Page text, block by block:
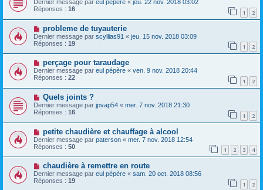
Dernier message par eul pépère « jeu. 22 nov. 2018 03:02
Réponses : 16 1 2
probleme de tuyauterie
Dernier message par scyllias91 « jeu. 15 nov. 2018 03:09
Réponses : 19 1 2
perçage pour taraudage
Dernier message par eul pépère « ven. 9 nov. 2018 20:44
Réponses : 22 1 2
Quels joints ?
Dernier message par jpvap54 « mer. 7 nov. 2018 21:30
Réponses : 16 1 2
petite chaudière et chauffage à alcool
Dernier message par paterson « mer. 7 nov. 2018 12:54
Réponses : 50 1 2 3 4
chaudière à remettre en route
Dernier message par eul pépère « sam. 20 oct. 2018 08:56
Réponses : 19 1 2